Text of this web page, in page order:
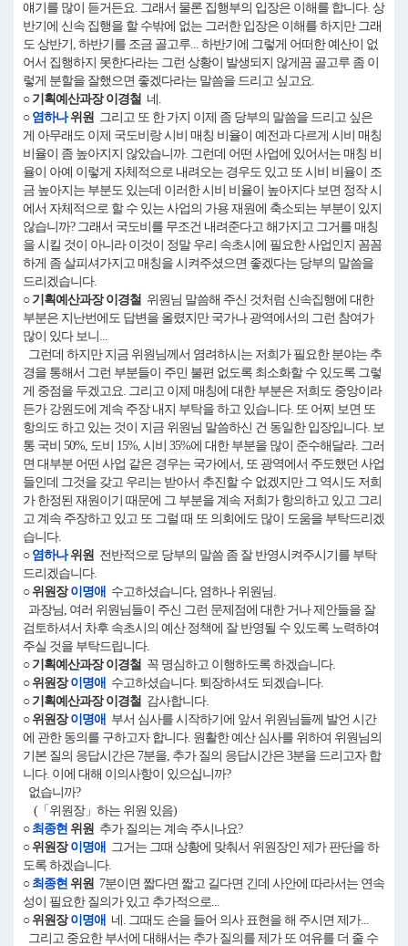
얘기를 많이 듣거든요. 그래서 물론 집행부의 입장은 이해를 합니다. 상
반기에 신속 집행을 할 수밖에 없는 그러한 입장은 이해를 하지만 그래
도 상반기, 하반기를 조금 골고루... 하반기에 그렇게 어떠한 예산이 없
어서 집행하지 못한다라는 그런 상황이 발생되지 않게끔 골고루 좀 이
렇게 분할을 잘했으면 좋겠다라는 말씀을 드리고 싶고요.
○ 기획예산과장 이경철 네.
○ 염하나위원 그리고 또 한 가지 이제 좀 당부의 말씀을 드리고 싶은
게 아무래도 이제 국도비랑 시비 매칭 비율이 예전과 다르게 시비 매칭
비율이 좀 높아지지 않았습니까. 그런데 어떤 사업에 있어서는 매칭 비
율이 아예 이렇게 자체적으로 내려오는 경우도 있고 또 시비 비율이 조
금 높아지는 부분도 있는데 이러한 시비 비율이 높아지다 보면 정작 시
에서 자체적으로 할 수 있는 사업의 가용 재원에 축소되는 부분이 있지
않습니까? 그래서 국도비를 무조건 내려준다고 해가지고 그거를 매칭
을 시킬 것이 아니라 이것이 정말 우리 속초시에 필요한 사업인지 꼼꼼
하게 좀 살피셔가지고 매칭을 시켜주셨으면 좋겠다는 당부의 말씀을
드리겠습니다.
○ 기획예산과장 이경철 위원님 말씀해 주신 것처럼 신속집행에 대한
부분은 지난번에도 답변을 올렸지만 국가나 광역에서의 그런 참여가
많이 있다 보니...
그런데 하지만 지금 위원님께서 염려하시는 저희가 필요한 분야는 추
경을 통해서 그런 부분들이 주민 불편 없도록 최소화할 수 있도록 그렇
게 중점을 두겠고요. 그리고 이제 매칭에 대한 부분은 저희도 중앙이라
든가 강원도에 계속 주장 내지 부탁을 하고 있습니다. 또 어찌 보면 또
항의도 하고 있는 것이 지금 위원님 말씀하신 건 동일한 입장입니다. 보
통 국비 50%, 도비 15%, 시비 35%에 대한 부분을 많이 준수해달라. 그러
면 대부분 어떤 사업 같은 경우는 국가에서, 또 광역에서 주도했던 사업
들인데 그것을 갖고 우리는 받아서 추진할 수 없겠지만 그 역시도 저희
가 한정된 재원이기 때문에 그 부분을 계속 저희가 항의하고 있고 그리
고 계속 주장하고 있고 또 그럴 때 또 의회에도 많이 도움을 부탁드리겠
습니다.
○ 염하나위원 전반적으로 당부의 말씀 좀 잘 반영시켜주시기를 부탁
드리겠습니다.
○ 위원장이명애 수고하셨습니다, 염하나 위원님.
과장님, 여러 위원님들이 주신 그런 문제점에 대한 거나 제안들을 잘
검토하셔서 차후 속초시의 예산 정책에 잘 반영될 수 있도록 노력하여
주실 것을 부탁드립니다.
○ 기획예산과장 이경철 꼭 명심하고 이행하도록 하겠습니다.
○ 위원장이명애 수고하셨습니다. 퇴장하셔도 되겠습니다.
○ 기획예산과장 이경철 감사합니다.
○ 위원장이명애 부서 심사를 시작하기에 앞서 위원님들께 발언 시간
에 관한 동의를 구하고자 합니다. 원활한 예산 심사를 위하여 위원님의
기본 질의 응답시간은 7분을, 추가 질의 응답시간은 3분을 드리고자 합
니다. 이에 대해 이의사항이 있으십니까?
없습니까?
(「위원장」하는 위원 있음)
○ 최종현 위원 추가 질의는 계속 주시나요?
○ 위원장이명애 그거는 그때 상황에 맞춰서 위원장인 제가 판단을 하
도록 하겠습니다.
○ 최종현 위원 7분이면 짧다면 짧고 길다면 긴데 사안에 따라서는 연속
성이 필요한 질의가 있고 추가적으로...
○ 위원장이명애 네. 그때도 손을 들어 의사 표현을 해 주시면 제가...
그리고 중요한 부서에 대해서는 추가 질의를 제가 또 여유를 더 줄 수